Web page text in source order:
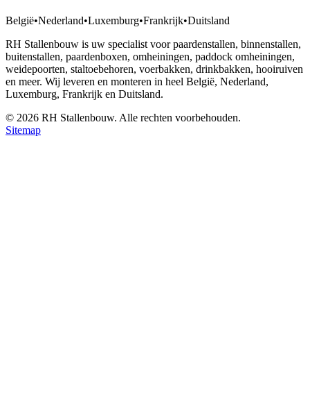
België•Nederland•Luxemburg•Frankrijk•Duitsland
RH Stallenbouw is uw specialist voor paardenstallen, binnenstallen,
buitenstallen, paardenboxen, omheiningen, paddock omheiningen,
weidepoorten, staltoebehoren, voerbakken, drinkbakken, hooiruiven
en meer. Wij leveren en monteren in heel België, Nederland,
Luxemburg, Frankrijk en Duitsland.
© 2026 RH Stallenbouw. Alle rechten voorbehouden.
Sitemap